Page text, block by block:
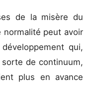
de la misère du
normalité peut avoir
qui,
de continuum,
plus en avance